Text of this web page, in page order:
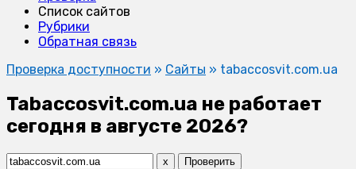
Список сайтов
Рубрики
Обратная связь
Проверка доступности » Сайты » tabaccosvit.com.ua
Tabaccosvit.com.ua не работает
сегодня в августе 2026?
x Проверить